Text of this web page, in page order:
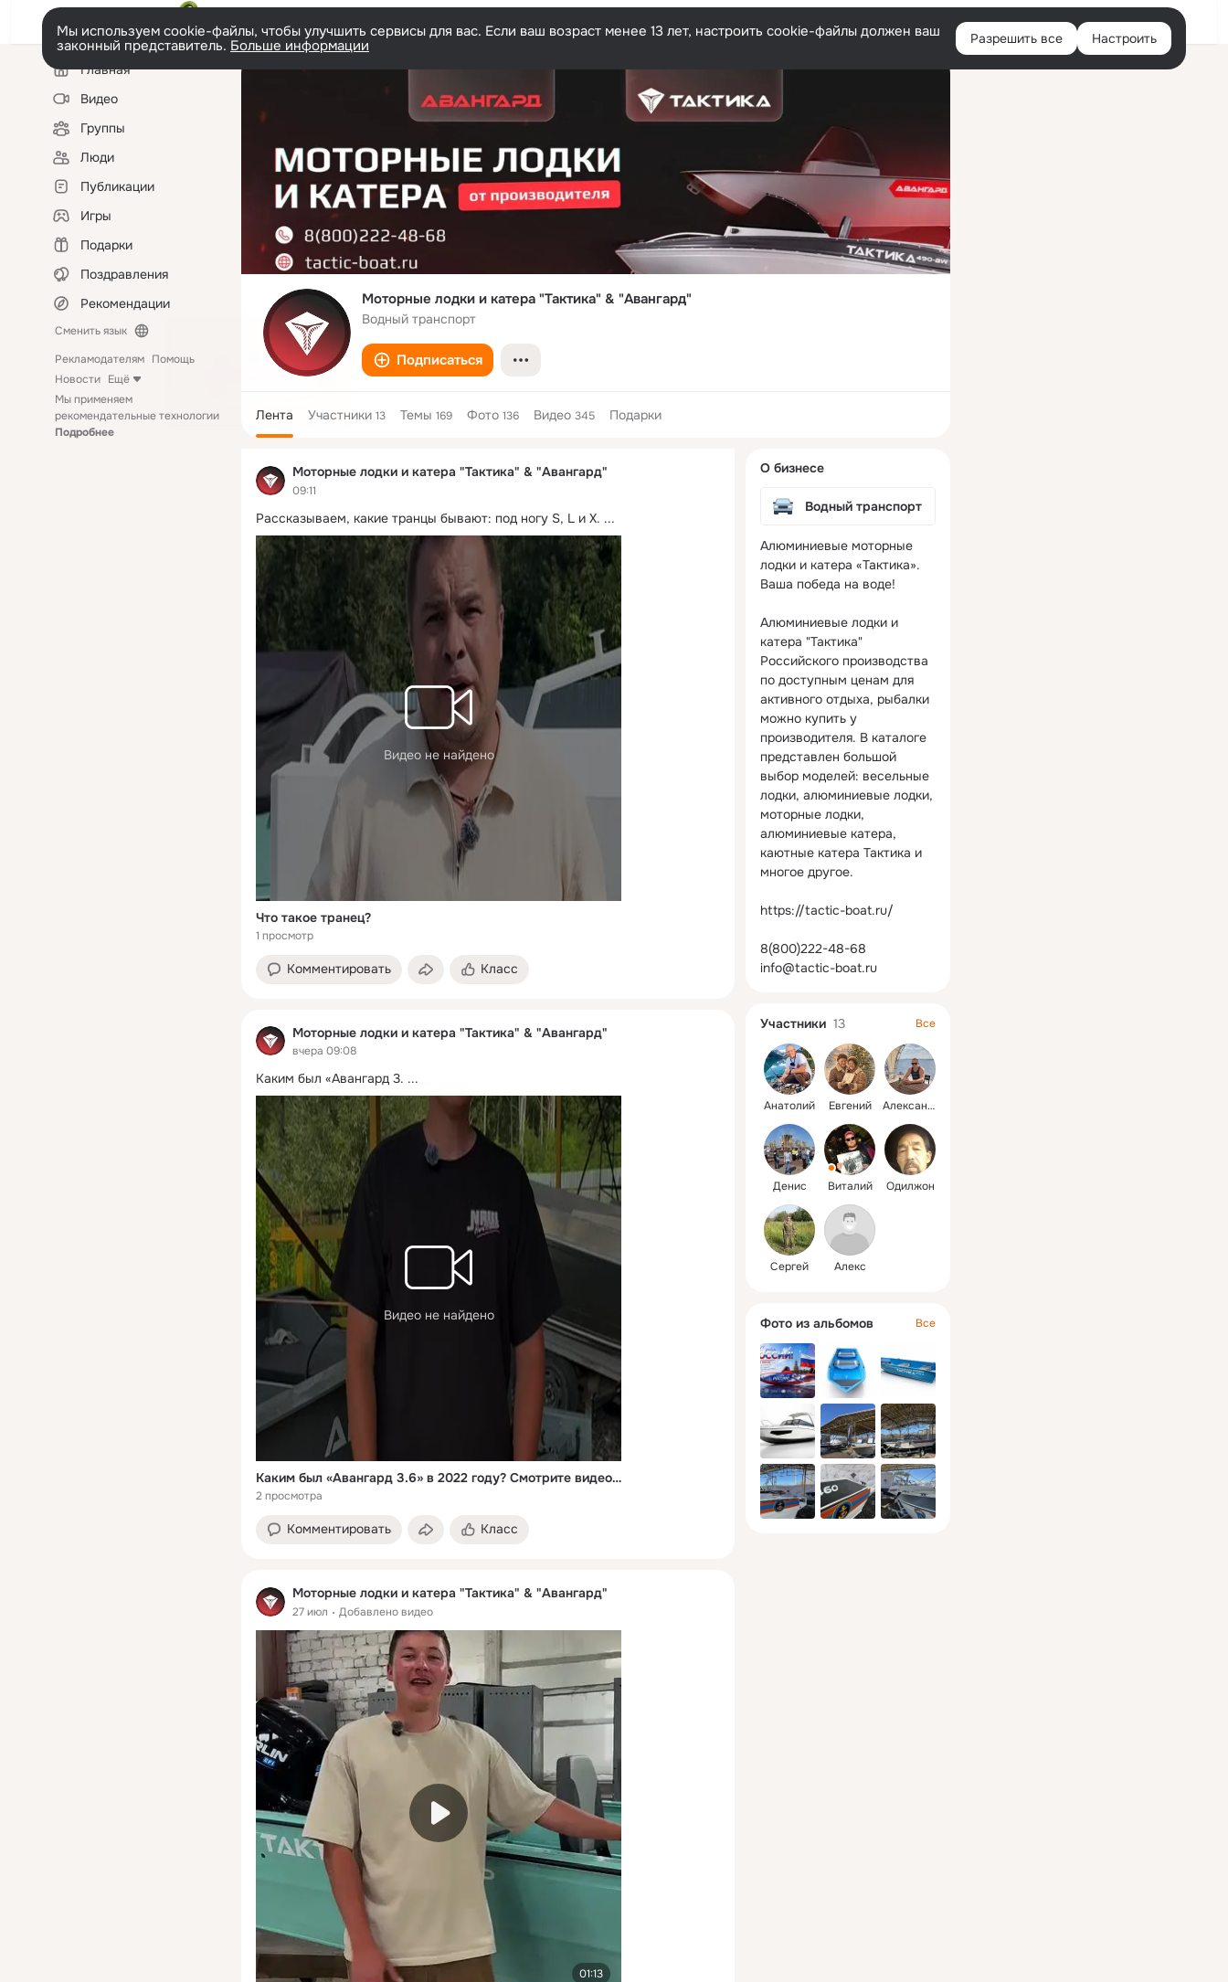
Войти
Мы используем cookie-файлы, чтобы улучшить сервисы для вас. Если ваш возраст менее 13 лет, настроить cookie-файлы должен ваш
законный представитель. Больше информации Разрешить все Настроить
Левая
колонкаГлавная
Видео
Группы
Люди
Публикации
Игры
Подарки
Поздравления
Рекомендации
Сменить язык
Рекламодателям Помощь
Новости Ещё
Мы применяем
рекомендательные технологии
Подробнее
Моторные лодки и катера "Тактика" & "Авангард"
Водный транспорт
Подписаться
Лента Участники 13 Темы 169 Фото 136 Видео 345 Подарки
Моторные лодки и катера "Тактика" & "Авангард"
09:11
Рассказываем, какие транцы бывают: под ногу S, L и X. ...
Видео не найдено
Что такое транец?
1 просмотр
Комментировать Класс
Моторные лодки и катера "Тактика" & "Авангард"
вчера 09:08
Каким был «Авангард 3. ...
Видео не найдено
Каким был «Авангард 3.6» в 2022 году? Смотрите видео: мы покажем тот самый «Авангард» 4-летней давности — и вы сами увидите, как далеко мы шагнули. По всем интересующим вопросам - 8 800 222 4868.
2 просмотра
Комментировать Класс
Моторные лодки и катера "Тактика" & "Авангард"
27 июл Добавлено видео
01:13
колонка
О бизнесе
Водный транспорт
Алюминиевые моторные
лодки и катера «Тактика».
Ваша победа на воде!
Алюминиевые лодки и
катера "Тактика"
Российского производства
по доступным ценам для
активного отдыха, рыбалки
можно купить у
производителя. В каталоге
представлен большой
выбор моделей: весельные
лодки, алюминиевые лодки,
моторные лодки,
алюминиевые катера,
каютные катера Тактика и
многое другое.
https://tactic-boat.ru/
8(800)222-48-68
info@tactic-boat.ru
Участники 13 Все
Анатолий Евгений Александр
Денис Виталий Одилжон
Сергей Алекс
Фото из альбомов Все